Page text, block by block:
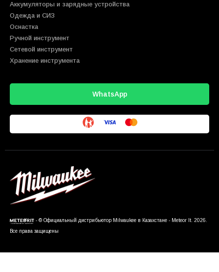
Аккумуляторы и зарядные устройства
Одежда и СИЗ
Оснастка
Ручной инструмент
Сетевой инструмент
Хранение инструмента
WhatsApp
- © Официальный дистрибьютор Milwaukee в Казахстане - Meteor It. 2026.
Все права защищены